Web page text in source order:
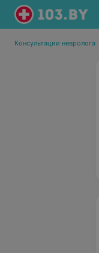
Консультации невролога